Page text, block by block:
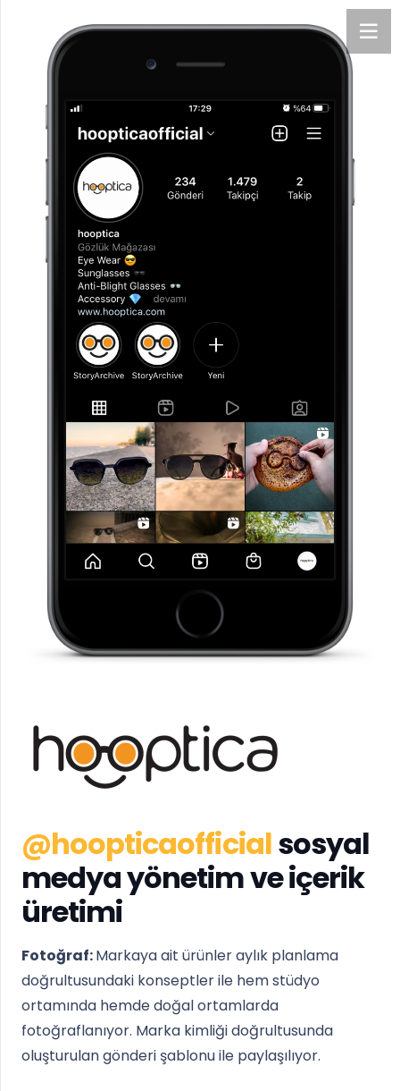
@hoopticaofficialsosyal
medya yönetim ve içerik
üretimi
Fotoğraf:Markaya ait ürünler aylık planlama
doğrultusundaki konseptler ile hem stüdyo
ortamında hemde doğal ortamlarda
fotoğraflanıyor. Marka kimliği doğrultusunda
oluşturulan gönderi şablonu ile paylaşılıyor.